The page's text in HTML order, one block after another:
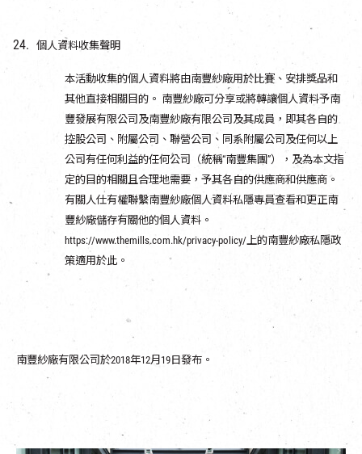
個人資料收集聲明
本活動收集的個人資料將由南豐紗廠用於比賽、安排獎品和
其他直接相關目的。 南豐紗廠可分享或將轉讓個人資料予南
豐發展有限公司及南豐紗廠有限公司及其成員，即其各自的
控股公司、附屬公司、聯營公司、同系附屬公司及任何以上
公司有任何利益的任何公司（統稱“南豐集團”），及為本文指
定的目的相關且合理地需要，予其各自的供應商和供應商。
有關人仕有權聯繫南豐紗廠個人資料私隱專員查看和更正南
豐紗廠儲存有關他的個人資料。
https://www.themills.com.hk/privacy-policy/上的南豐紗廠私隱政
策適用於此。
南豐紗廠有限公司於2018年12月19日發布。